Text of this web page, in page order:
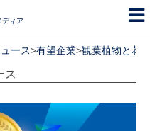
ディア
ース>有望企業>観葉植物と花
ス